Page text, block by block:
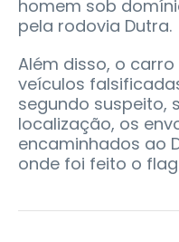
homem sob
pela rodovia Dutra.
Além disso, o
veículos
segundo suspeito,
localização, os
encaminhados ao
onde foi feito o